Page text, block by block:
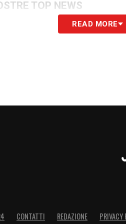
TOP NEWS
READ MORE
CONTATTI REDAZIONE